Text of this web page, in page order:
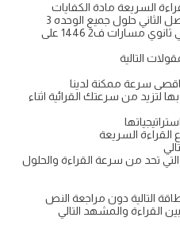
السريعة مادة الكفايات
اللغوية 2-2 للصف الثاني الثانوي الفصل الثاني حلول جميع الوحده 3
الكفاية القرائية القراءة السريعة ثاني ثانوي مسارات ف2 1446 على
التالية
سرعة ممكنة لدينا
لتزيد من سرعتك القرائية اثناء
القراءة السريعة
تحد من سرعة القراءة والحلول
التالية دون مراجعة النص
القراءة والمشهد التالي